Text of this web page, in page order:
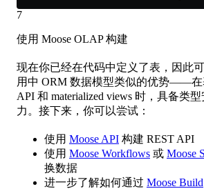
7
使用 Moose OLAP 构建
现在你已经在代码中定义了表，因此
用中 ORM 数据模型类似的优势——在
API 和 materialized views 时，具备类
力。接下来，你可以尝试：
使用 Moose API 构建 REST API
使用 Moose Workflows 或 Moose
换数据
进一步了解如何通过 Moose Build